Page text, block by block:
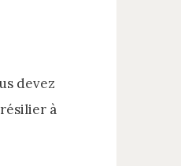
devez
à